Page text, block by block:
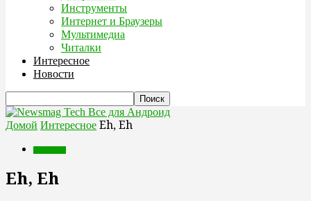
Инструменты
Интернет и Браузеры
Мультимедиа
Читалки
Интересное
Новости
Все для Андроид
Домой Интересное Eh, Eh
Eh, Eh